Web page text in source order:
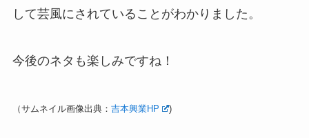
して芸風にされていることがわかりました。
今後のネタも楽しみですね！
（サムネイル画像出典： 吉本興業HP )